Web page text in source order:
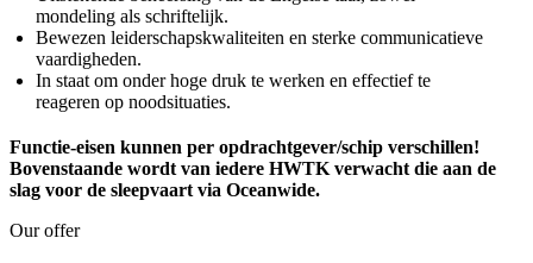
mondeling als schriftelijk.
Bewezen leiderschapskwaliteiten en sterke communicatieve
vaardigheden.
In staat om onder hoge druk te werken en effectief te
reageren op noodsituaties.
Functie-eisen kunnen per opdrachtgever/schip verschillen!
Bovenstaande wordt van iedere HWTK verwacht die aan de
slag voor de sleepvaart via Oceanwide.
Our offer